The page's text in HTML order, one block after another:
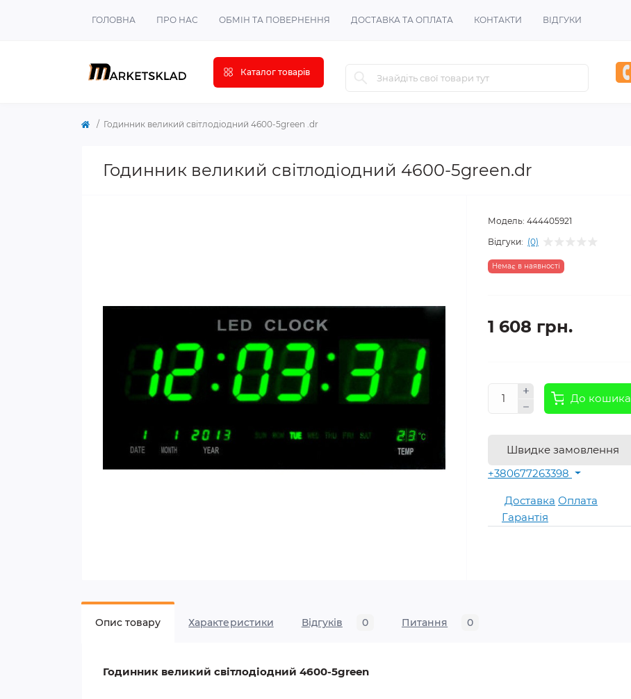
ГОЛОВНА ПРО НАС ОБМІН ТА ПОВЕРНЕННЯ ДОСТАВКА ТА ОПЛАТА КОНТАКТИ ВІДГУКИ
Каталог товарів
Годинник великий світлодіодний 4600-5green .dr
Годинник великий світлодіодний 4600-5green.dr
Модель: 444405921
Відгуки: (0)
Немає в наявності
1 608 грн.
До кошика
Швидке замовлення
+380677263398
Доставка Оплата
Гарантія
Опис товару Характеристики Відгуків 0 Питання 0
Годинник великий світлодіодний 4600-5green